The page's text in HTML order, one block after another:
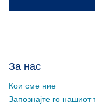
За нас
Кои сме ние
Запознајте го нашиот